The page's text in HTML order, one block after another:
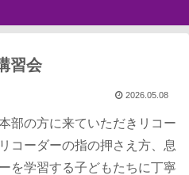
習会
2026.05.08
部の方に来ていただきリコー
コーダーの指の押さえ方、息
を学習する子どもたちに丁寧